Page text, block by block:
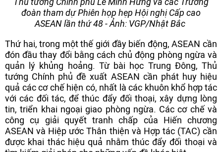
đoàn tham dự Phiên họp hẹp Hội nghị Cấp cao
ASEAN lần thứ 48 - Ảnh: VGP/Nhật Bắc
Thứ hai, trong một thế giới đầy biến động, ASEAN cần
đón đầu thay đổi bằng cách chủ động phòng ngừa và
quản lý khủng hoảng. Từ bài học Trung Đông, Thủ
tướng Chính phủ đề xuất ASEAN cần phát huy hiệu
quả các cơ chế hiện có, nhất là các khuôn khổ hợp tác
với các đối tác, để thúc đẩy đối thoại, xây dựng lòng
tin, triển khai ngoại giao phòng ngừa. Các cơ chế và
công cụ giải quyết tranh chấp của Hiến chương
ASEAN và Hiệp ước Thân thiện và Hợp tác (TAC) cần
được khai thác hiệu quả nhằm thúc đẩy đối thoại và